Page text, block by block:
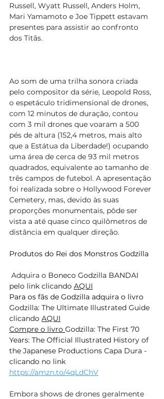
Russell, Wyatt Russell, Anders Holm,
Mari Yamamoto e Joe Tippett estavam
presentes para assistir ao confronto
dos Titãs.
Ao som de uma trilha sonora criada
pelo compositor da série, Leopold Ross,
o espetáculo tridimensional de drones,
com 12 minutos de duração, contou
com 3 mil drones que voaram a 500
pés de altura (152,4 metros, mais alto
que a Estátua da Liberdade!) ocupando
uma área de cerca de 93 mil metros
quadrados, equivalente ao tamanho de
três campos de futebol. A apresentação
foi realizada sobre o Hollywood Forever
Cemetery, mas, devido às suas
proporções monumentais, pôde ser
vista a até quase cinco quilômetros de
distância em qualquer direção.
Produtos do Rei dos Monstros Godzilla
Adquira o Boneco Godzilla BANDAI
pelo link clicando AQUI
Para os fãs de Godzilla adquira o livro
Godzilla: The Ultimate Illustrated Guide
clicando AQUI
Compre o livro Godzilla: The First 70
Years: The Official Illustrated History of
the Japanese Productions Capa Dura -
clicando no link
https://amzn.to/4qLdChV
Embora shows de drones geralmente